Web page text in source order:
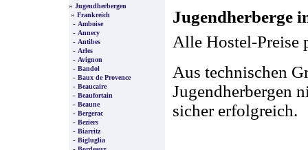
» Jugendherbergen
» Frankreich
- Amboise
- Annecy
- Antibes
- Arles
- Avignon
- Bandol
- Baux de Provence
- Beaucaire
- Beaufortain
- Beaune
- Bergerac
- Beziers
- Biarritz
- Bigluglia
Jugendherberge
Alle Hostel-Preise
Aus technischen
Jugendherbergen
sicher erfolgreich.